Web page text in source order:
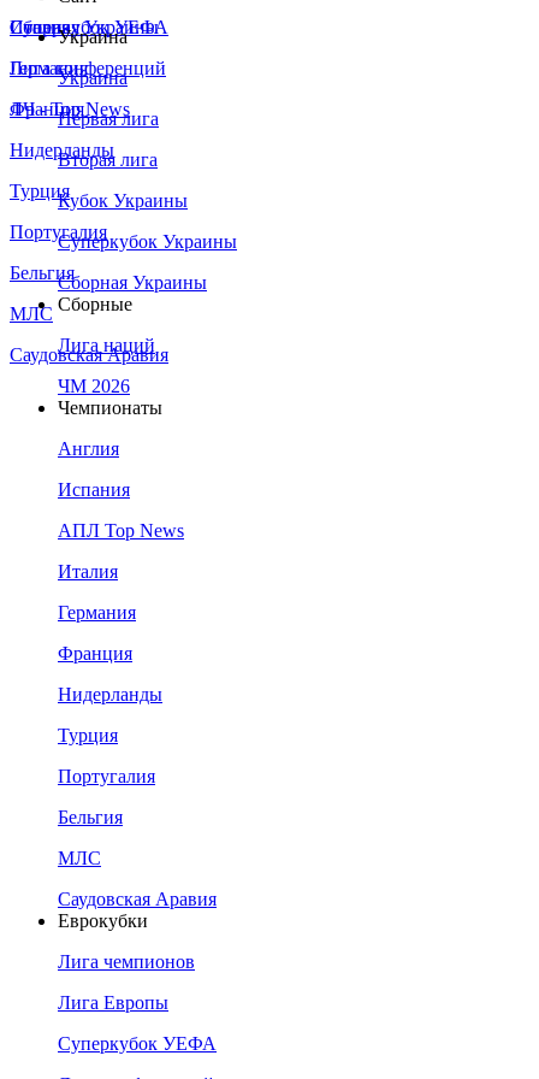
Сборная Украины
Италия
Германия
Франция
Нидерланды
Турция
Португалия
Бельгия
МЛС
Саудовская Аравия
Суперкубок УЕФА
Лига конференций
ЛЧ - Top News
Украина
Украина
Первая лига
Вторая лига
Кубок Украины
Суперкубок Украины
Сборная Украины
Сборные
Лига наций
ЧМ 2026
Чемпионаты
Англия
Испания
АПЛ Top News
Италия
Германия
Франция
Нидерланды
Турция
Португалия
Бельгия
МЛС
Саудовская Аравия
Еврокубки
Лига чемпионов
Лига Европы
Суперкубок УЕФА